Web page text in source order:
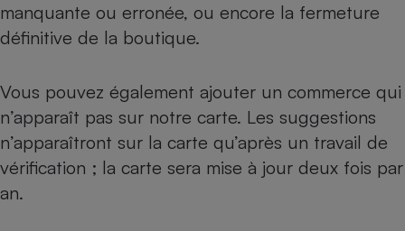
manquante ou erronée, ou encore la fermeture
définitive de la boutique.
Vous pouvez également ajouter un commerce qui
n’apparaît pas sur notre carte. Les suggestions
n’apparaîtront sur la carte qu’après un travail de
vérification ; la carte sera mise à jour deux fois par
an.